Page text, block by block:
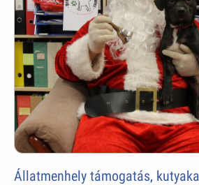
Állatmenhely támogatás,